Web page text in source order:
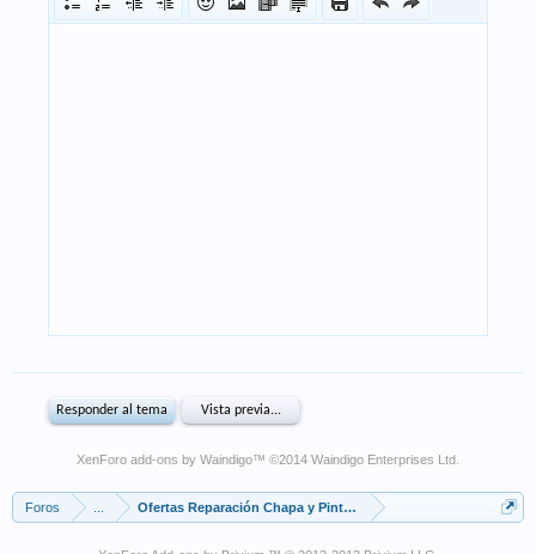
XenForo add-ons by Waindigo™ ©2014 Waindigo Enterprises Ltd
Foros Ofertas Reparación Chapa y Pintura